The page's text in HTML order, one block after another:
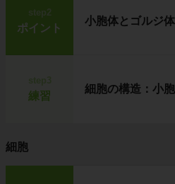
step2
ポイント
小胞体とゴルジ体
練習
細胞の構造：小
細胞